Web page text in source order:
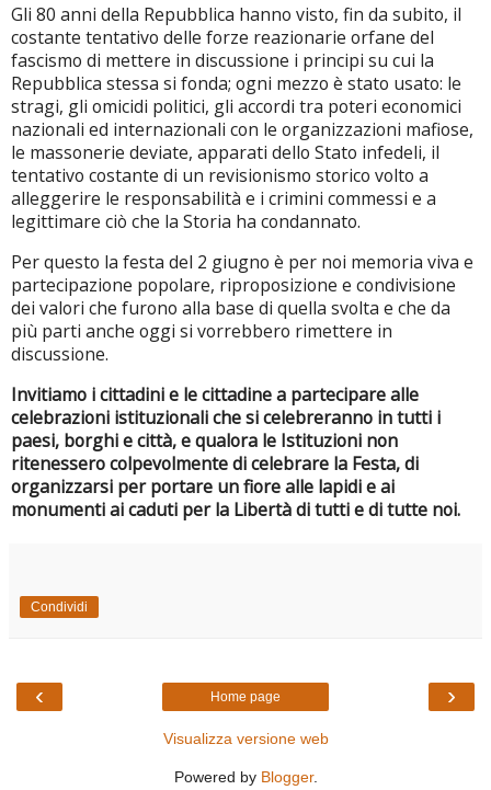
Gli 80 anni della Repubblica hanno visto, fin da subito, il
costante tentativo delle forze reazionarie orfane del
fascismo di mettere in discussione i principi su cui la
Repubblica stessa si fonda; ogni mezzo è stato usato: le
stragi, gli omicidi politici, gli accordi tra poteri economici
nazionali ed internazionali con le organizzazioni mafiose,
le massonerie deviate, apparati dello Stato infedeli, il
tentativo costante di un revisionismo storico volto a
alleggerire le responsabilità e i crimini commessi e a
legittimare ciò che la Storia ha condannato.
Per questo la festa del 2 giugno è per noi memoria viva e
partecipazione popolare, riproposizione e condivisione
dei valori che furono alla base di quella svolta e che da
più parti anche oggi si vorrebbero rimettere in
discussione.
Invitiamo i cittadini e le cittadine a partecipare alle
celebrazioni istituzionali che si celebreranno in tutti i
paesi, borghi e città, e qualora le Istituzioni non
ritenessero colpevolmente di celebrare la Festa, di
organizzarsi per portare un fiore alle lapidi e ai
monumenti ai caduti per la Libertà di tutti e di tutte noi.
Condividi
‹ ›
Home page
Visualizza versione web
Powered by Blogger.